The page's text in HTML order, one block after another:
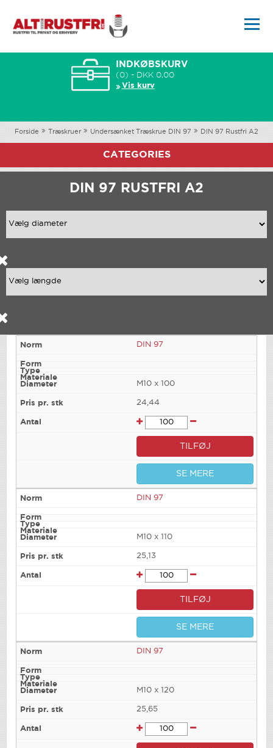
INDKØBSKURV
(0) - DKK 0,00
Vis kurv
Forside Træskruer Undersænket Træskrue DIN 97 DIN 97 Rustfri A2
CATEGORIES
DIN 97 RUSTFRI A2
DIN 97
M10 x 100
24,44
TILFØJ
SE MERE
DIN 97
M10 x 110
25,13
TILFØJ
SE MERE
DIN 97
M10 x 120
25,65